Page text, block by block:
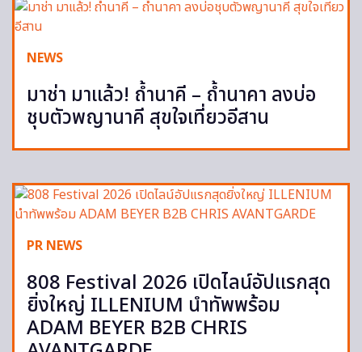
NEWS
มาช่า มาแล้ว! ถ้ำนาคี – ถ้ำนาคา ลงบ่อ
ชุบตัวพญานาคี สุขใจเที่ยวอีสาน
PR NEWS
808 Festival 2026 เปิดไลน์อัปแรกสุด
ยิ่งใหญ่ ILLENIUM นำทัพพร้อม
ADAM BEYER B2B CHRIS